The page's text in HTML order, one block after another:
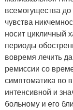
всемогущества
чувства
носит цикличный
периоды
вовремя лечить
ремиссии со
симптоматика во
интенсивной и
больному и его